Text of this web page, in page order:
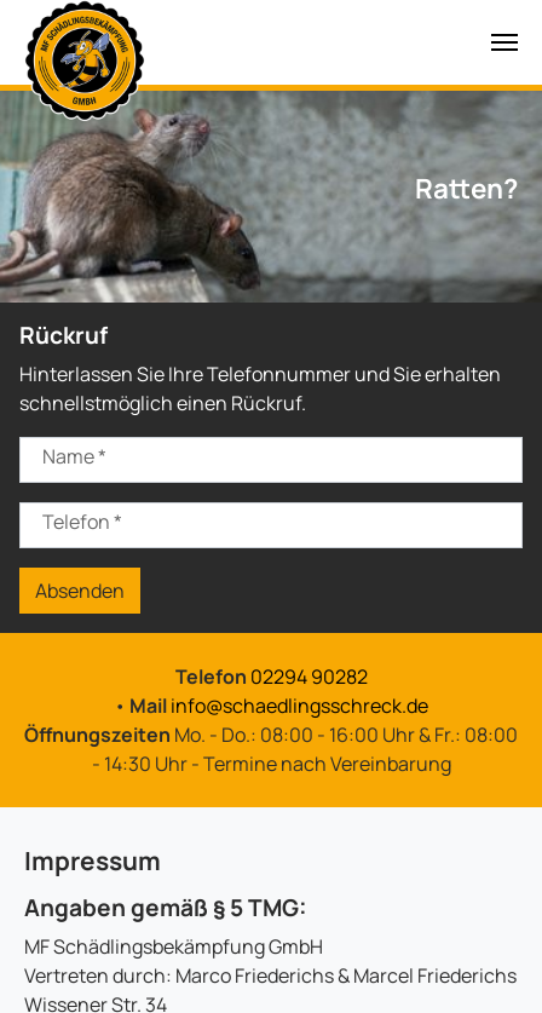
Zum Hauptinhalt springen
Ratten?
Rückruf
Hinterlassen Sie Ihre Telefonnummer und Sie erhalten
schnellstmöglich einen Rückruf.
Name*
Telefon*
Absenden
Telefon 02294 90282
• Mailinfo@schaedlingsschreck.de
Öffnungszeiten Mo. - Do.: 08:00 - 16:00 Uhr & Fr.: 08:00
- 14:30 Uhr - Termine nach Vereinbarung
Impressum
Angaben gemäß § 5 TMG:
MF Schädlingsbekämpfung GmbH
Vertreten durch: Marco Friederichs & Marcel Friederichs
Wissener Str. 34